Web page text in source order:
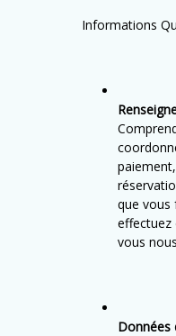
Informations
que vous
effectuez
vous
Données